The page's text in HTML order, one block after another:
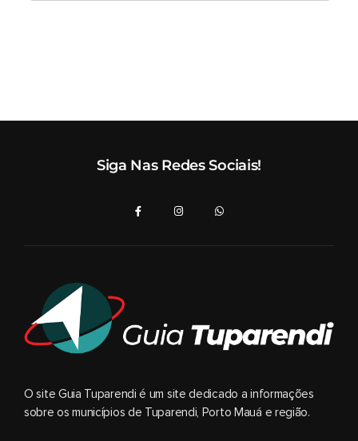
Siga Nas Redes Sociais!
O site Guia Tuparendi é um site dedicado a informações
sobre os municípios de Tuparendi, Porto Mauá e região.